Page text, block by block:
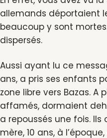
allemands déportaient
beaucoup y sont
dispersés.
Aussi ayant lu ce
ans, a pris ses enfants
zone libre vers Bazas. A
affamés, dormaient
a repoussés une fois. Ils
mère, 10 ans, à